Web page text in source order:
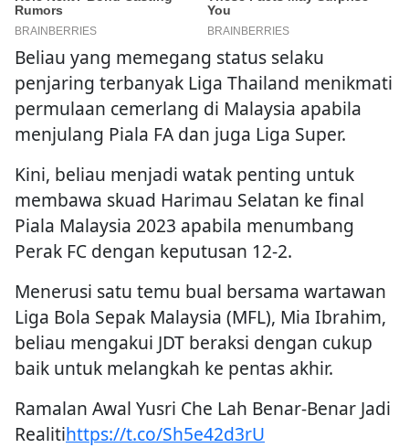
Beliau yang memegang status selaku
penjaring terbanyak Liga Thailand menikmati
permulaan cemerlang di Malaysia apabila
menjulang Piala FA dan juga Liga Super.
Kini, beliau menjadi watak penting untuk
membawa skuad Harimau Selatan ke final
Piala Malaysia 2023 apabila menumbang
Perak FC dengan keputusan 12-2.
Menerusi satu temu bual bersama wartawan
Liga Bola Sepak Malaysia (MFL), Mia Ibrahim,
beliau mengakui JDT beraksi dengan cukup
baik untuk melangkah ke pentas akhir.
Ramalan Awal Yusri Che Lah Benar-Benar Jadi
Realitihttps://t.co/Sh5e42d3rU